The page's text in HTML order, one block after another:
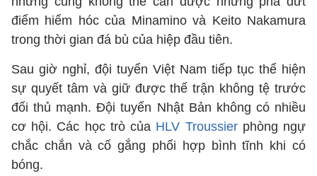
điểm hiểm hóc của Minamino và Keito Nakamura
trong thời gian đá bù của hiệp đầu tiên.
Sau giờ nghỉ, đội tuyển Việt Nam tiếp tục thể hiện
sự quyết tâm và giữ được thế trận không tệ trước
đối thủ mạnh. Đội tuyển Nhật Bản không có nhiều
cơ hội. Các học trò của HLV Troussierphòng ngự
chắc chắn và cố gắng phối hợp bình tĩnh khi có
bóng.